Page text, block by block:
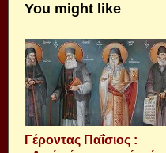
You might like
Γέροντας Παΐσιος :